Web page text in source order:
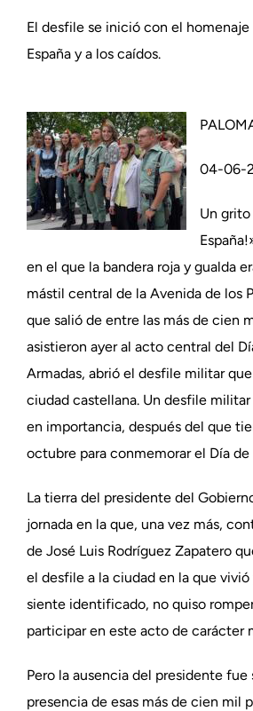
El desfile se inició con el homenaje
España y a los caídos.
04-06-
Un grito
en el que la bandera roja y gualda
mástil central de la Avenida de los
que salió de entre las más de cien
asistieron ayer al acto central del
Armadas, abrió el desfile militar
ciudad castellana. Un desfile
en importancia, después del que
octubre para conmemorar el Día
La tierra del presidente del
jornada en la que, una vez más,
de José Luis Rodríguez Zapatero
el desfile a la ciudad en la que
siente identificado, no quiso
participar en este acto de carácter
Pero la ausencia del presidente fue
presencia de esas más de cien mil